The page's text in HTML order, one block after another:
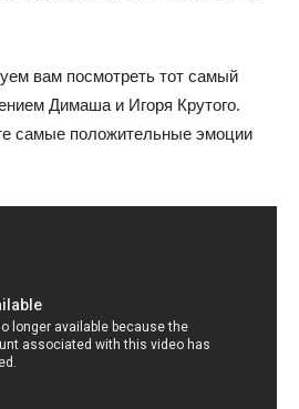
вам посмотреть тот самый
Димаша и Игоря Крутого.
самые положительные эмоции